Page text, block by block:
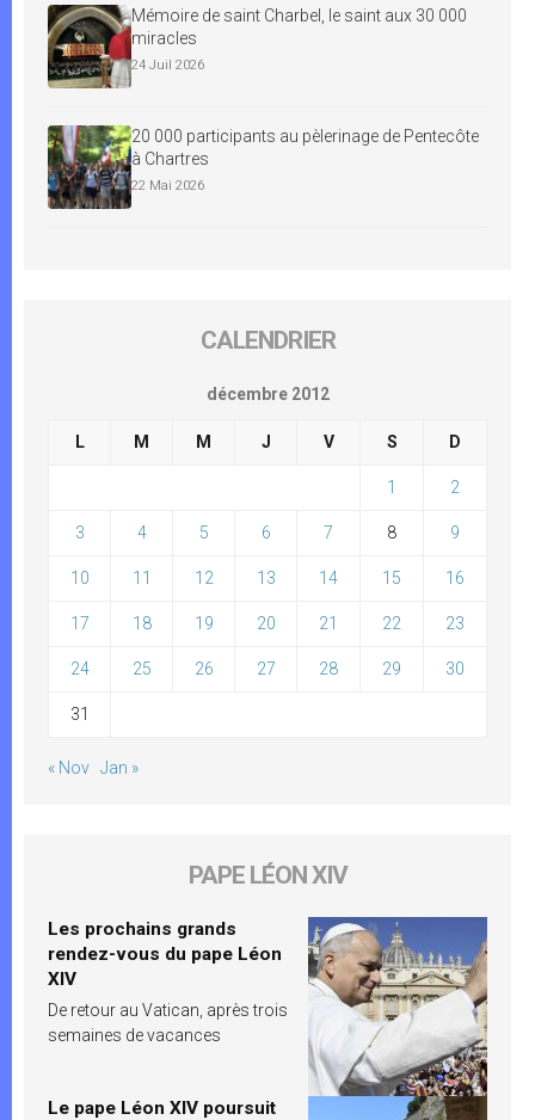
Mémoire de saint Charbel, le saint aux 30 000
miracles
24 Juil 2026
20 000 participants au pèlerinage de Pentecôte
à Chartres
22 Mai 2026
CALENDRIER
décembre 2012
L M M J V S D
1 2
3 4 5 6 7 8 9
10 11 12 13 14 15 16
17 18 19 20 21 22 23
24 25 26 27 28 29 30
31
« Nov Jan »
PAPE LÉON XIV
Les prochains grands
rendez-vous du pape Léon
XIV
De retour au Vatican, après trois
semaines de vacances
Le pape Léon XIV poursuit